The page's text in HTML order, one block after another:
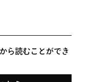
ら読むことができ